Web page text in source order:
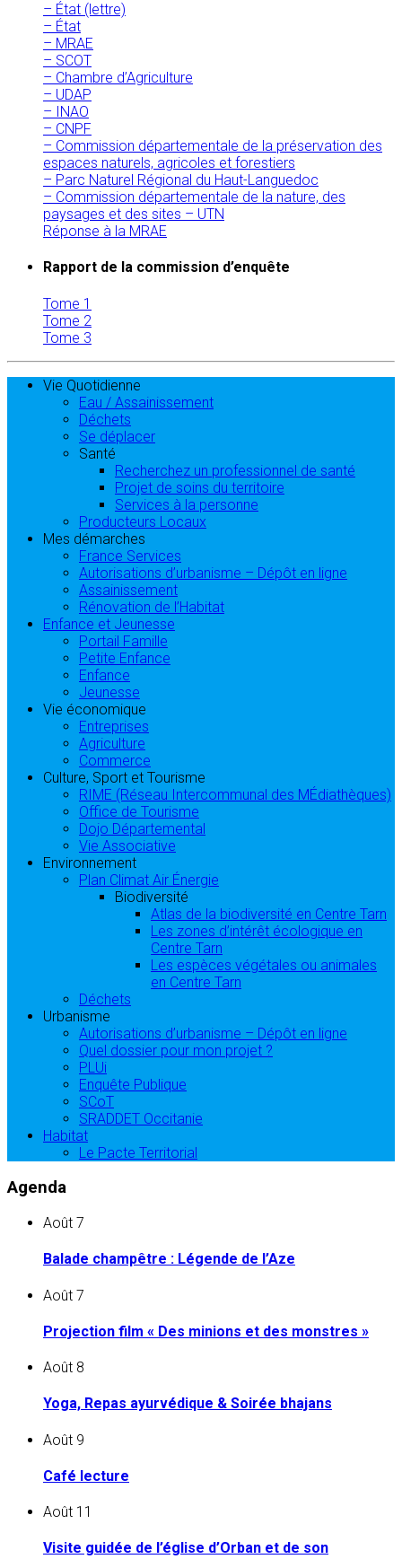
– État (lettre)
– État
– MRAE
– SCOT
– Chambre d’Agriculture
– UDAP
– INAO
– CNPF
– Commission départementale de la préservation des
espaces naturels, agricoles et forestiers
– Parc Naturel Régional du Haut-Languedoc
– Commission départementale de la nature, des
paysages et des sites – UTN
Réponse à la MRAE
Rapport de la commission d’enquête
Tome 1
Tome 2
Tome 3
Vie Quotidienne
Eau / Assainissement
Déchets
Se déplacer
Santé
Recherchez un professionnel de santé
Projet de soins du territoire
Services à la personne
Producteurs Locaux
Mes démarches
France Services
Autorisations d’urbanisme – Dépôt en ligne
Assainissement
Rénovation de l’Habitat
Enfance et Jeunesse
Portail Famille
Petite Enfance
Enfance
Jeunesse
Vie économique
Entreprises
Agriculture
Commerce
Culture, Sport et Tourisme
RIME (Réseau Intercommunal des MÉdiathèques)
Office de Tourisme
Dojo Départemental
Vie Associative
Environnement
Plan Climat Air Énergie
Biodiversité
Atlas de la biodiversité en Centre Tarn
Les zones d’intérêt écologique en
Centre Tarn
Les espèces végétales ou animales
en Centre Tarn
Déchets
Urbanisme
Autorisations d’urbanisme – Dépôt en ligne
Quel dossier pour mon projet ?
PLUi
Enquête Publique
SCoT
SRADDET Occitanie
Habitat
Le Pacte Territorial
Agenda
Août 7
Balade champêtre : Légende de l’Aze
Août 7
Projection film « Des minions et des monstres »
Août 8
Yoga, Repas ayurvédique & Soirée bhajans
Août 9
Café lecture
Août 11
Visite guidée de l’église d’Orban et de son